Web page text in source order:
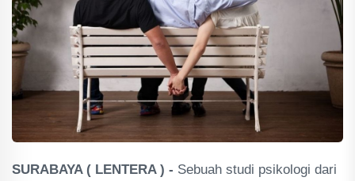
SURABAYA ( LENTERA ) - Sebuah studi psikologi dari